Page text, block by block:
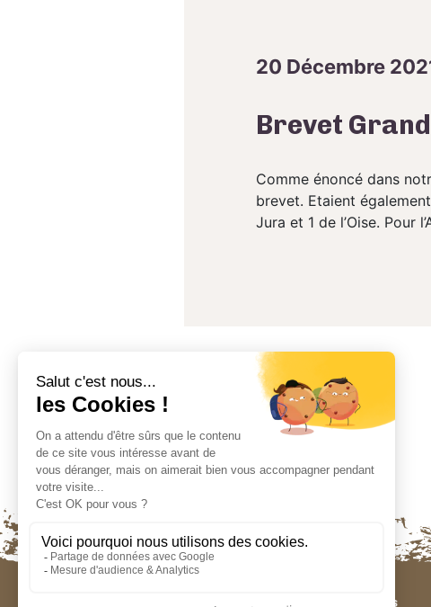
20 Décembre
Brevet
Comme énoncé dans
brevet. Etaient
Jura et 1 de l’Oise. Pour
Contactez-nous